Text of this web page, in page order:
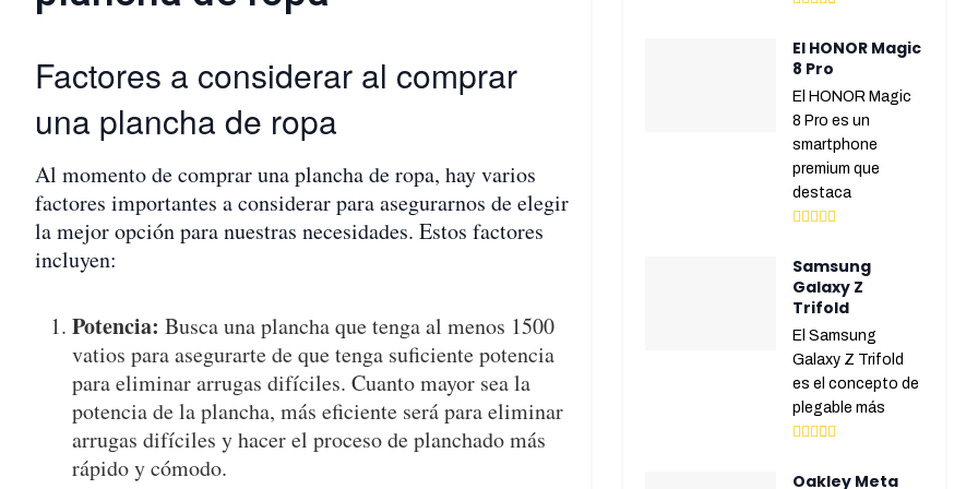
Factores a considerar al comprar
una plancha de ropa
Al momento de comprar una plancha de ropa, hay varios
factores importantes a considerar para asegurarnos de elegir
la mejor opción para nuestras necesidades. Estos factores
incluyen:
Potencia: Busca una plancha que tenga al menos 1500
vatios para asegurarte de que tenga suficiente potencia
para eliminar arrugas difíciles. Cuanto mayor sea la
potencia de la plancha, más eficiente será para eliminar
arrugas difíciles y hacer el proceso de planchado más
rápido y cómodo.
El HONOR Magic
8 Pro
El HONOR Magic
8 Pro es un
smartphone
premium que
destaca
Samsung
Galaxy Z
Trifold
El Samsung
Galaxy Z Trifold
es el concepto de
plegable más
Oakley Meta